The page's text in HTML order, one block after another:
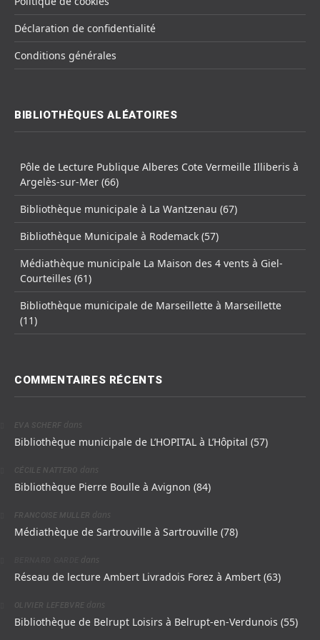
Déclaration de confidentialité
Conditions générales
BIBLIOTHÈQUES ALÉATOIRES
Pôle de Lecture Publique Alberes Cote Vermeille Illiberis à
Argelès-sur-Mer (66)
Bibliothèque municipale à La Wantzenau (67)
Bibliothèque Municipale à Rodemack (57)
Médiathèque municipale La Maison des 4 vents à Giel-
Courteilles (61)
Bibliothèque municipale de Marseillette à Marseillette
(11)
COMMENTAIRES RÉCENTS
EVA SCHERF dans
Bibliothèque municipale de L’HOPITAL à L’Hôpital (57)
CÉCILE NATTERO dans
Bibliothèque Pierre Boulle à Avignon (84)
FRANCOISE MULLER dans
Médiathèque de Sartrouville à Sartrouville (78)
dans
Réseau de lecture Ambert Livradois Forez à Ambert (63)
OLIVIER LEFEBVRE dans
Bibliothèque de Belrupt Loisirs à Belrupt-en-Verdunois (55)